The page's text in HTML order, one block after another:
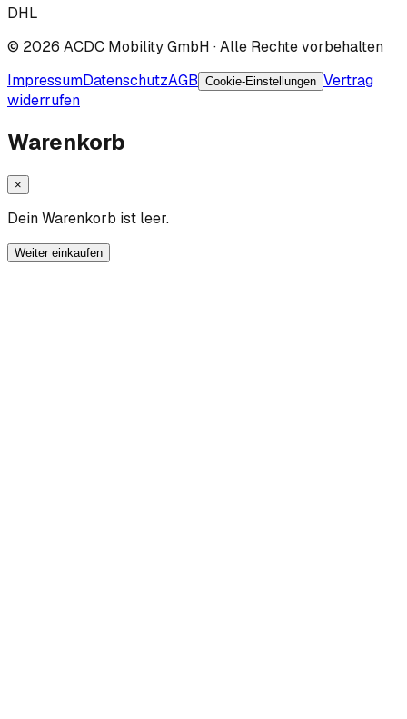
DHL
© 2026 ACDC Mobility GmbH · Alle Rechte vorbehalten
ImpressumDatenschutzAGB Cookie-Einstellungen Vertrag
widerrufen
Warenkorb
×
Dein Warenkorb ist leer.
Weiter einkaufen